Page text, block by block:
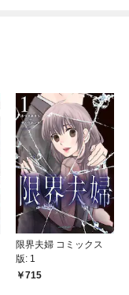
限界夫婦 コミックス
版: 1
715